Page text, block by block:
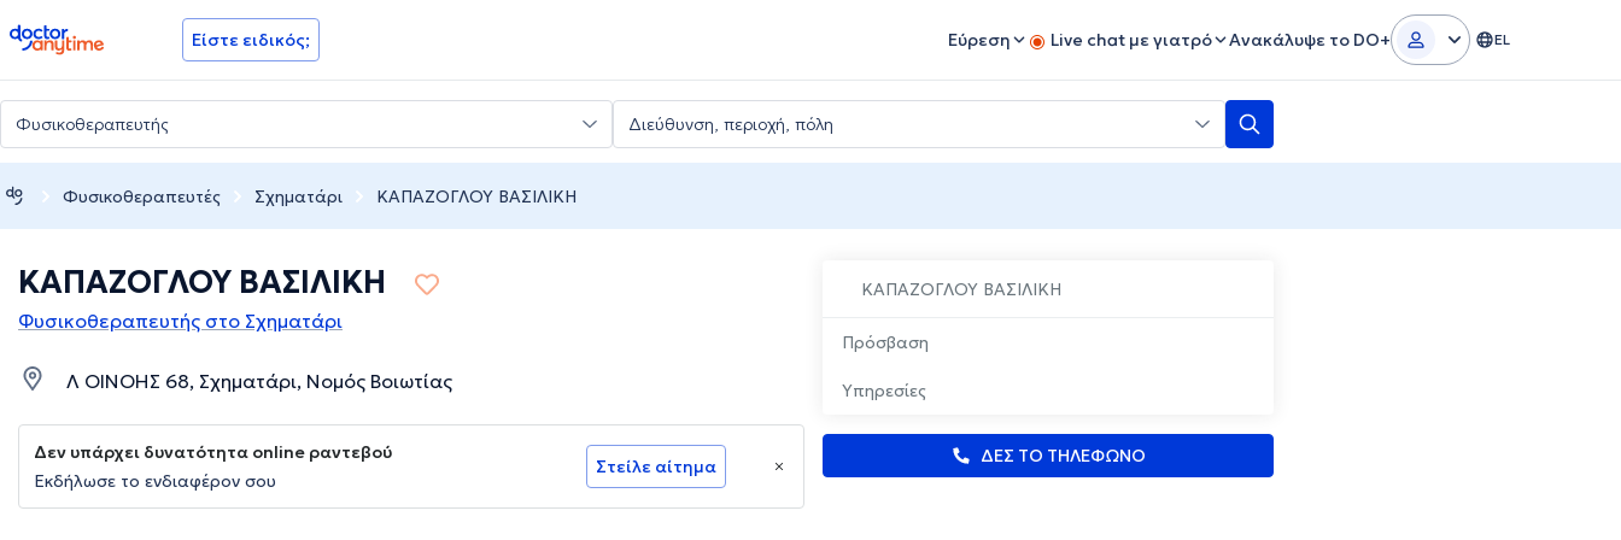
doctoranytime Είστε ειδικός; Εύρεση Live chat με γιατρό Ανακάλυψε το DO+ EL
Φυσικοθεραπευτές Σχηματάρι ΚΑΠΑΖΟΓΛΟΥ ΒΑΣΙΛΙΚΗ
ΚΑΠΑΖΟΓΛΟΥ ΒΑΣΙΛΙΚΗ
Πρόσβαση
Υπηρεσίες
ΔΕΣ ΤΟ ΤΗΛΕΦΩΝΟ
ΚΑΠΑΖΟΓΛΟΥ ΒΑΣΙΛΙΚΗ
Φυσικοθεραπευτής στο Σχηματάρι
Λ ΟΙΝΟΗΣ 68, Σχηματάρι, Νομός Βοιωτίας
Δεν υπάρχει δυνατότητα online ραντεβού
Εκδήλωσε το ενδιαφέρον σου
Στείλε αίτημα